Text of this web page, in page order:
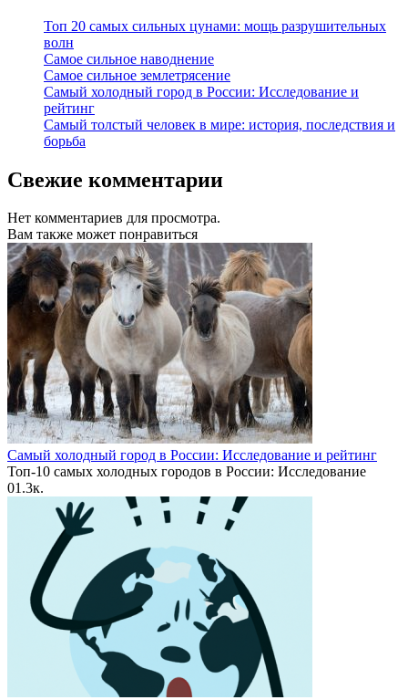
Топ 20 самых сильных цунами: мощь разрушительных
волн
Самое сильное наводнение
Самое сильное землетрясение
Самый холодный город в России: Исследование и
рейтинг
Самый толстый человек в мире: история, последствия и
борьба
Свежие комментарии
Нет комментариев для просмотра.
Вам также может понравиться
Самый холодный город в России: Исследование и рейтинг
Топ-10 самых холодных городов в России: Исследование
01.3к.